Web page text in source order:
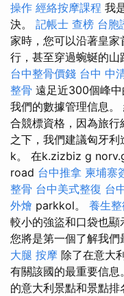
操作 經絡按摩課程 我
決。 記帳士 查榜 台胞
家時，您可以沿著皇
行，甚至穿過蜿蜒的山
台中整骨價錢 台中 中
整骨 遠足近300個峰
我們的數據管理信息
合競標資格，因為旅
之下，我們建議匈牙
k。 在k.zizbiz g
road 台中推拿 柬埔寨
整骨 台中美式整復 台
外燴 parkkol。 養生
較小的強盜和口袋也顯
您將是第一個了解我們
大腿 按摩 除了在意大
有關該國的最重要信息
的意大利景點和景點排